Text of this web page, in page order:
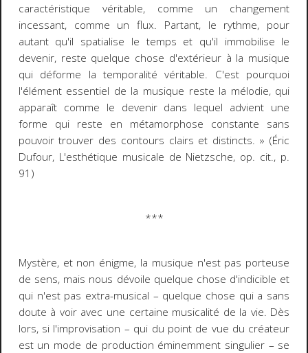
caractéristique véritable, comme un changement
incessant, comme un flux. Partant, le rythme, pour
autant qu'il spatialise le temps et qu'il immobilise le
devenir, reste quelque chose d'extérieur à la musique
qui déforme la temporalité véritable. C'est pourquoi
l'élément essentiel de la musique reste la mélodie, qui
apparaît comme le devenir dans lequel advient une
forme qui reste en métamorphose constante sans
pouvoir trouver des contours clairs et distincts. » (Éric
Dufour, L'esthétique musicale de Nietzsche, op. cit., p.
91)
***
Mystère, et non énigme, la musique n'est pas porteuse
de sens, mais nous dévoile quelque chose d'indicible et
qui n'est pas extra-musical – quelque chose qui a sans
doute à voir avec une certaine musicalité de la vie. Dès
lors, si l'improvisation – qui du point de vue du créateur
est un mode de production éminemment singulier – se